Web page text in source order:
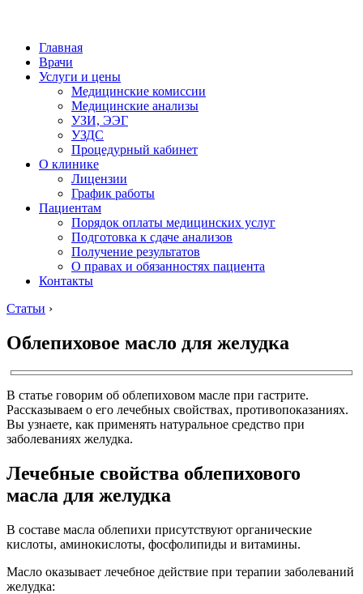
Главная
Врачи
Услуги и цены
Медицинские комиссии
Медицинские анализы
УЗИ, ЭЭГ
УЗДС
Процедурный кабинет
О клинике
Лицензии
График работы
Пациентам
Порядок оплаты медицинских услуг
Подготовка к сдаче анализов
Получение результатов
О правах и обязанностях пациента
Контакты
Статьи ›
Облепиховое масло для желудка
В статье говорим об облепиховом масле при гастрите.
Рассказываем о его лечебных свойствах, противопоказаниях.
Вы узнаете, как применять натуральное средство при
заболеваниях желудка.
Лечебные свойства облепихового
масла для желудка
В составе масла облепихи присутствуют органические
кислоты, аминокислоты, фосфолипиды и витамины.
Масло оказывает лечебное действие при терапии заболеваний
желудка: